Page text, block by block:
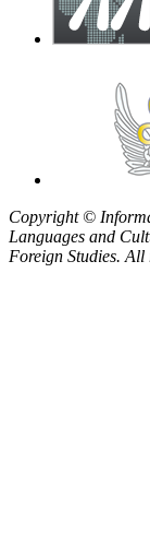
Copyright ©
Languages and
Foreign Studies. All